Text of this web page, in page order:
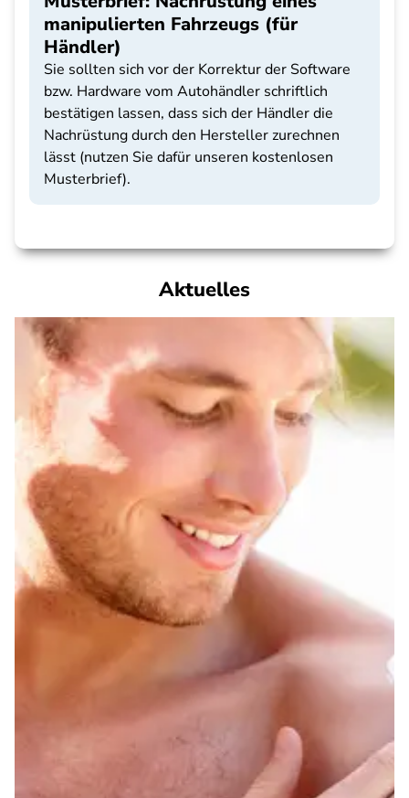
manipulierten Fahrzeugs (für
Händler)
Sie sollten sich vor der Korrektur der Software
bzw. Hardware vom Autohändler schriftlich
bestätigen lassen, dass sich der Händler die
Nachrüstung durch den Hersteller zurechnen
lässt (nutzen Sie dafür unseren kostenlosen
Musterbrief).
Aktuelles